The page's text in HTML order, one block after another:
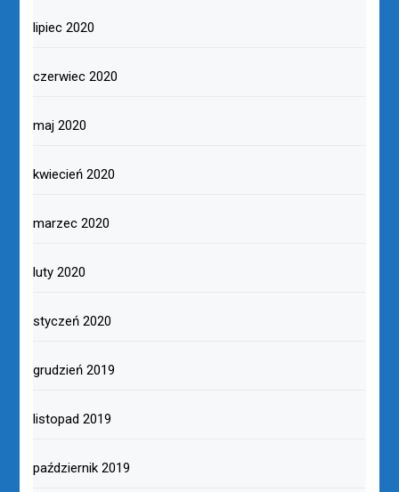
lipiec 2020
czerwiec 2020
maj 2020
kwiecień 2020
marzec 2020
luty 2020
styczeń 2020
grudzień 2019
listopad 2019
październik 2019